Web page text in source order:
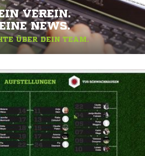
VEREIN.
NEWS.
ÜBER DEIN TEAM.